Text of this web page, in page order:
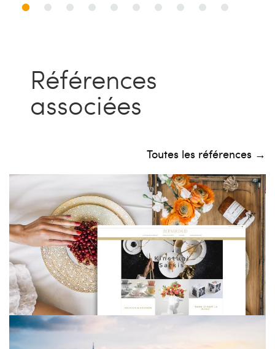
Références
associées
Toutes les références →